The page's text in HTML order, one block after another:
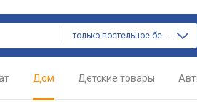
только постельное белье
Дом Детские товары